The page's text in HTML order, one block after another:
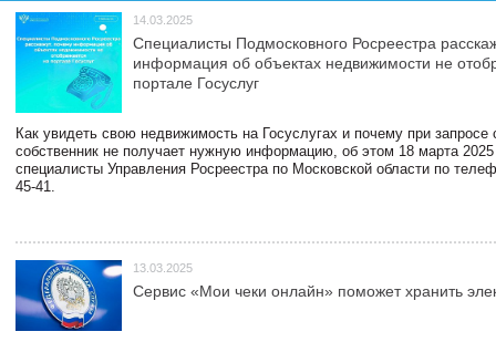
14.03.2025
Специалисты Подмосковного Росреестра
информация об объектах недвижимости не
портале Госуслуг
Как увидеть свою недвижимость на Госуслугах и почему при запросе
собственник не получает нужную информацию, об этом 18 марта 2025
специалисты Управления Росреестра по Московской области по
45-41.
13.03.2025
Сервис «Мои чеки онлайн» поможет хранить